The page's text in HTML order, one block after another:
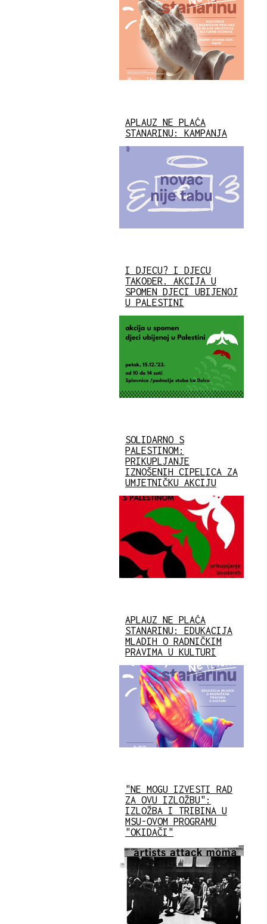
APLAUZ NE PLAĆA
STANARINU: KAMPANJA
I DJECU? I DJECU
TAKOĐER. AKCIJA U
SPOMEN DJECI UBIJENOJ
U PALESTINI
SOLIDARNO S
PALESTINOM:
PRIKUPLJANJE
IZNOŠENIH CIPELICA ZA
UMJETNIČKU AKCIJU
APLAUZ NE PLAĆA
STANARINU: EDUKACIJA
MLADIH O RADNIČKIM
PRAVIMA U KULTURI
"NE MOGU IZVESTI RAD
ZA OVU IZLOŽBU":
IZLOŽBA I TRIBINA U
MSU-OVOM PROGRAMU
"OKIDAČI"